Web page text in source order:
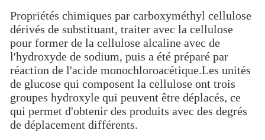
Propriétés chimiques par carboxyméthyl cellulose
dérivés de substituant, traiter avec la cellulose
pour former de la cellulose alcaline avec de
l'hydroxyde de sodium, puis a été préparé par
réaction de l'acide monochloroacétique.Les unités
de glucose qui composent la cellulose ont trois
groupes hydroxyle qui peuvent être déplacés, ce
qui permet d'obtenir des produits avec des degrés
de déplacement différents.